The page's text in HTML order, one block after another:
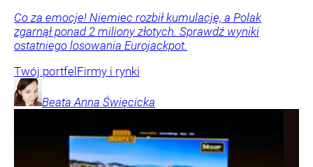
Co za emocje! Niemiec rozbił kumulację, a Polak
zgarnął ponad 2 miliony złotych. Sprawdź wyniki
ostatniego losowania Eurojackpot.
Twój portfel Firmy i rynki
Beata Anna Święcicka